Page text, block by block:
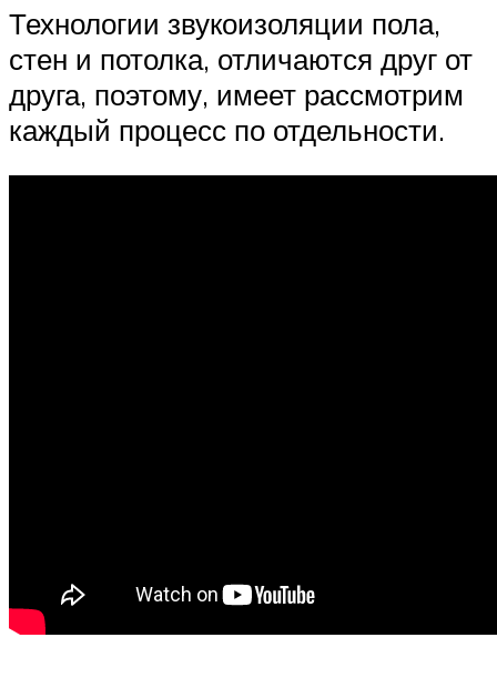
Технологии звукоизоляции пола,
стен и потолка, отличаются друг от
друга, поэтому, имеет рассмотрим
каждый процесс по отдельности.